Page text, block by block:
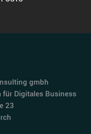
gmbh
Digitales Business
23